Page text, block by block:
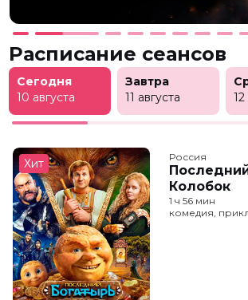
Расписание сеансов
Сегодня
10 августа
Завтра
11 августа
12
Хит Россия
Колобок
1 ч 56 мин
комедия,